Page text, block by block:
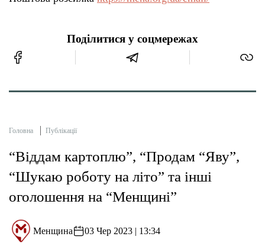
Поділитися у соцмережах
Головна Публікації
“Віддам картоплю”, “Продам “Яву”,
“Шукаю роботу на літо” та інші
оголошення на “Менщині”
Менщина 03 Чер 2023 | 13:34